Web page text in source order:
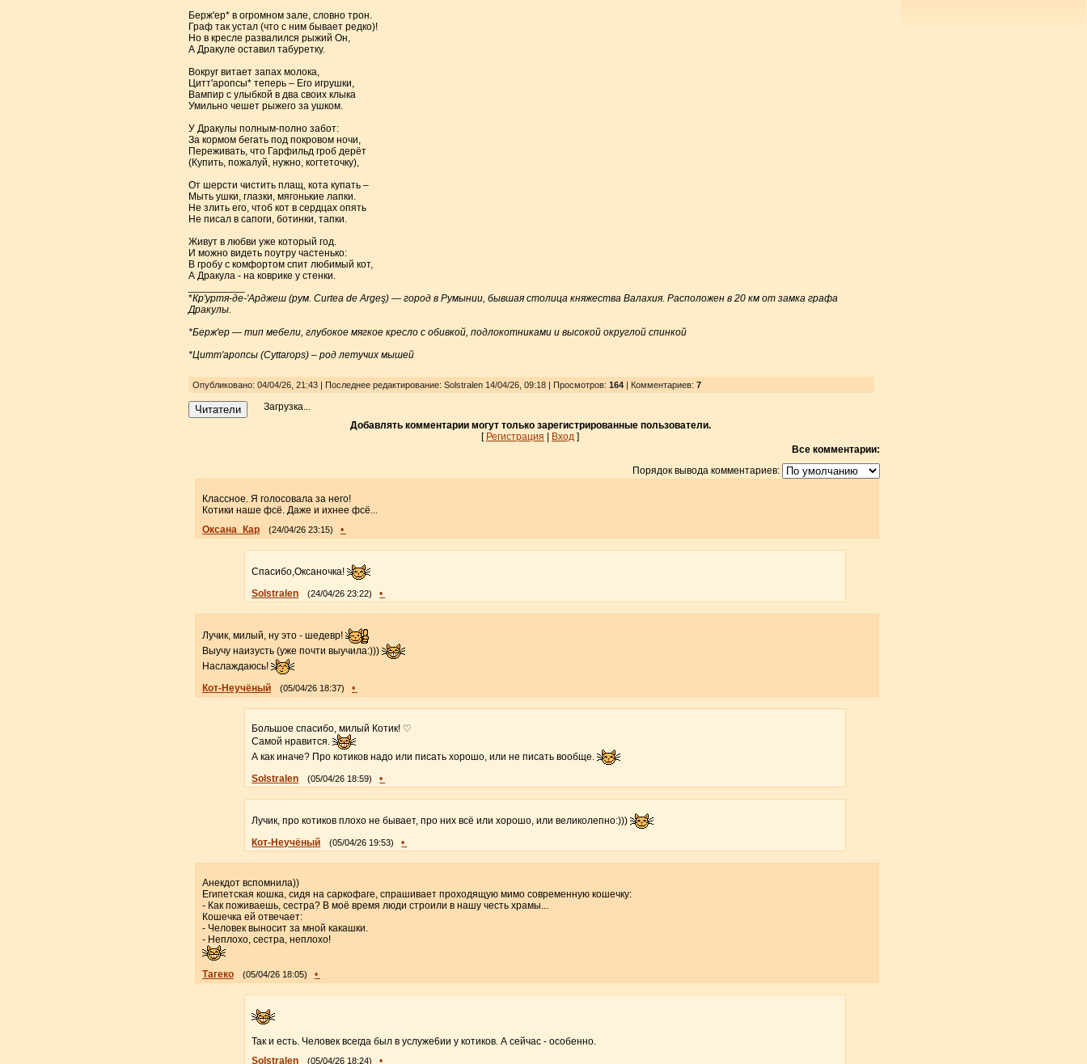
Берж'ер* в огромном зале, словно трон.
Граф так устал (что с ним бывает редко)!
Но в кресле развалился рыжий Он,
А Дракуле оставил табуретку.
Вокруг витает запах молока,
Цитт'аропсы* теперь – Его игрушки,
Вампир с улыбкой в два своих клыка
Умильно чешет рыжего за ушком.
У Дракулы полным-полно забот:
За кормом бегать под покровом ночи,
Переживать, что Гарфильд гроб дерёт
(Купить, пожалуй, нужно, когтеточку),
От шерсти чистить плащ, кота купать –
Мыть ушки, глазки, мягонькие лапки.
Не злить его, чтоб кот в сердцах опять
Не писал в сапоги, ботинки, тапки.
Живут в любви уже который год.
И можно видеть поутру частенько:
В гробу с комфортом спит любимый кот,
А Дракула - на коврике у стенки.
*Кр'уртя-де-'Арджеш (рум. Curtea de Argeş) — город в Румынии, бывшая столица княжества Валахия. Расположен в 20 км от замка графа
Дракулы.
*Берж'ер — тип мебели, глубокое мягкое кресло с обивкой, подлокотниками и высокой округлой спинкой
*Цитт'аропсы (Cyttarops) – род летучих мышей
Опубликовано: 04/04/26, 21:43 | Последнее редактирование: Solstralen 14/04/26, 09:18 | Просмотров: 164| Комментариев: 7
Читатели
Загрузка...
Добавлять комментарии могут только зарегистрированные пользователи.
[ Регистрация Вход ]
Все комментарии:
Порядок вывода комментариев:
Классное. Я голосовала за него!
Котики наше фсё. Даже и ихнее фсё...
Оксана_Кар
(24/04/26 23:15) •
Спасибо,Оксаночка!
Solstralen
(24/04/26 23:22) •
Лучик, милый, ну это - шедевр!
Выучу наизусть (уже почти выучила:)))
Наслаждаюсь!
Кот-Неучёный
(05/04/26 18:37) •
Большое спасибо, милый Котик! ♡
Самой нравится.
А как иначе? Про котиков надо или писать хорошо, или не писать вообще.
Solstralen
(05/04/26 18:59) •
Лучик, про котиков плохо не бывает, про них всё или хорошо, или великолепно:)))
Кот-Неучёный
(05/04/26 19:53) •
Анекдот вспомнила))
Египетская кошка, сидя на саркофаге, спрашивает проходящую мимо современную кошечку:
- Как поживаешь, сестра? В моё время люди строили в нашу честь храмы...
Кошечка ей отвечает:
- Человек выносит за мной какашки.
- Неплохо, сестра, неплохо!
Тагеко (05/04/26 18:05) •
Так и есть. Человек всегда был в услуже6ии у котиков. А сейчас - особенно.
Solstralen
(05/04/26 18:24) •